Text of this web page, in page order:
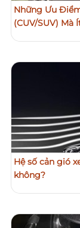
Những Ưu
(CUV/SUV) Mà
Hệ số cản gió
không?